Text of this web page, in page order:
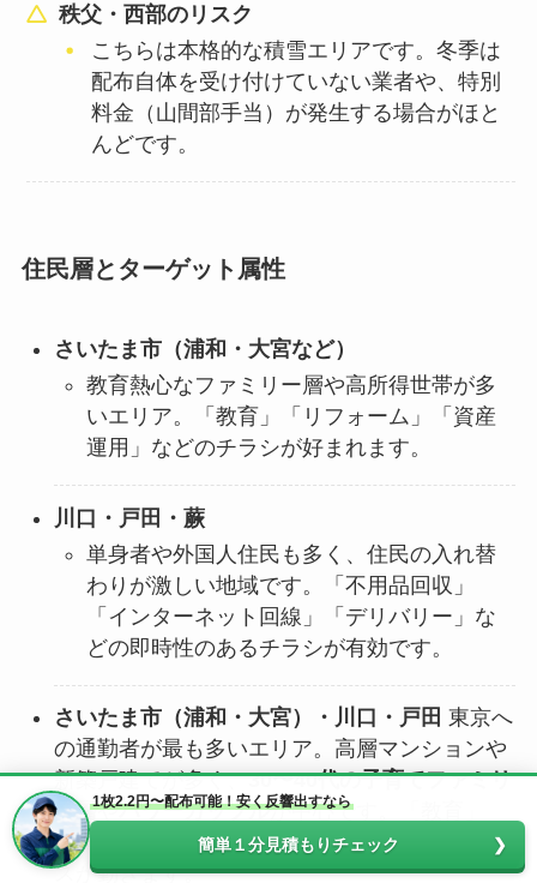
秩父・西部のリスク
こちらは本格的な積雪エリアです。冬季は
配布自体を受け付けていない業者や、特別
料金（山間部手当）が発生する場合がほと
んどです。
住民層とターゲット属性
さいたま市（浦和・大宮など）
教育熱心なファミリー層や高所得世帯が多
いエリア。「教育」「リフォーム」「資産
運用」などのチラシが好まれます。
川口・戸田・蕨
単身者や外国人住民も多く、住民の入れ替
わりが激しい地域です。「不用品回収」
「インターネット回線」「デリバリー」な
どの即時性のあるチラシが有効です。
さいたま市（浦和・大宮）・川口・戸田 東京へ
の通勤者が最も多いエリア。高層マンションや
新築戸建てが多く、30〜40代の子育てファミリ
ー層やパワーカップルが中心です。「教育」
「資産形成」「家事代行」などの高単価サービ
スが動きます。
1枚2.2円〜配布可能！安く反響出すなら
簡単１分見積もりチェック